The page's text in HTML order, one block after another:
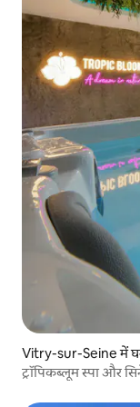
Vitry-sur-Seine में
ट्रॉपिकब्लूम स्पा